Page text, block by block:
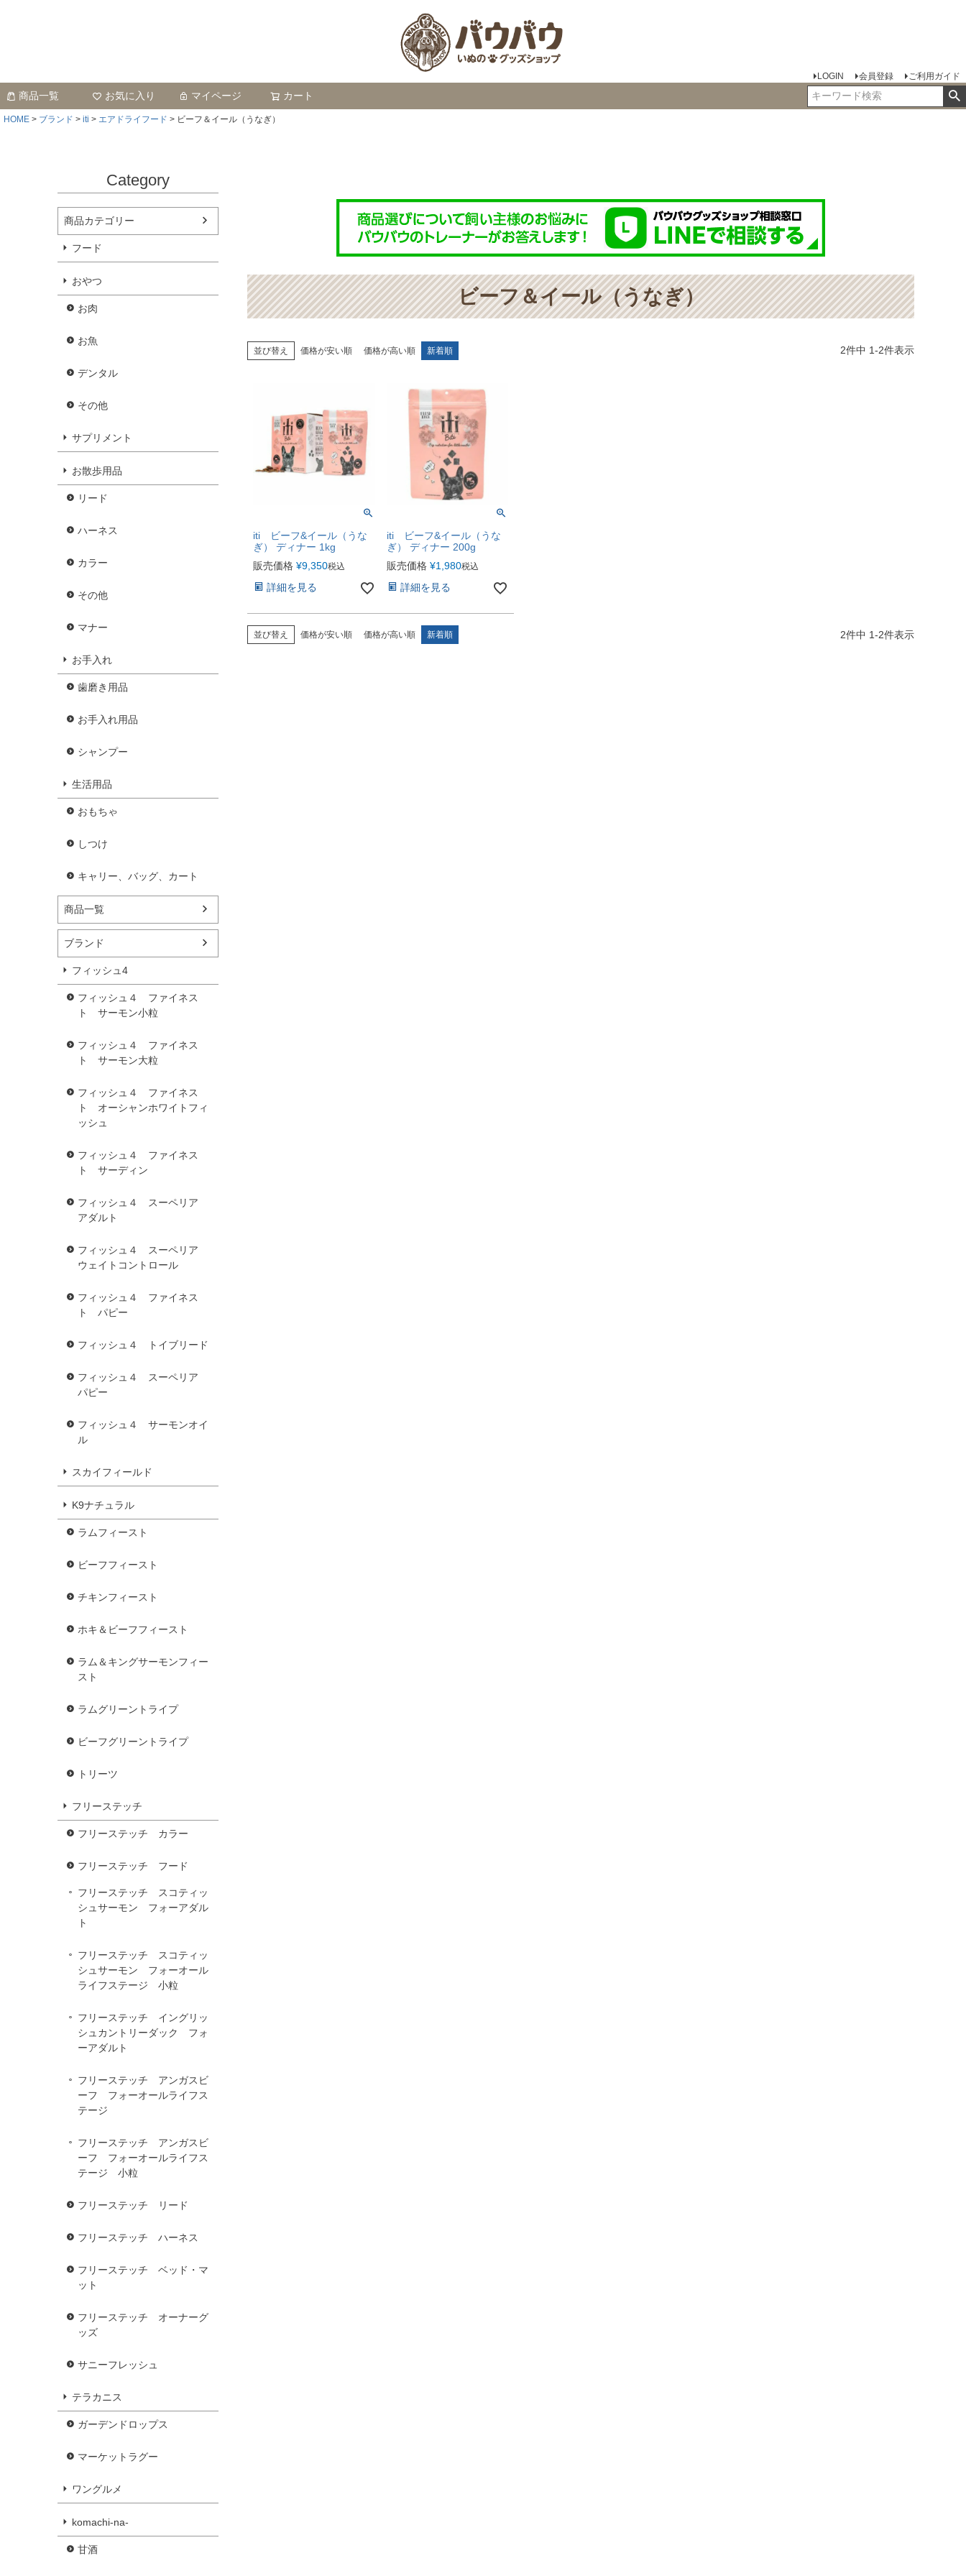
LOGIN 会員登録 ご利用ガイド
商品一覧 お気に入り マイページ カート
HOME ブランド iti エアドライフード ビーフ＆イール（うなぎ）
Category
商品カテゴリー
フード
おやつ
お肉
お魚
デンタル
その他
サプリメント
お散歩用品
リード
ハーネス
カラー
その他
マナー
お手入れ
歯磨き用品
お手入れ用品
シャンプー
生活用品
おもちゃ
しつけ
キャリー、バッグ、カート
商品一覧
ブランド
フィッシュ4
フィッシュ４ ファイネス
ト サーモン小粒
フィッシュ４ ファイネス
ト サーモン大粒
フィッシュ４ ファイネス
ト オーシャンホワイトフィ
ッシュ
フィッシュ４ ファイネス
ト サーディン
フィッシュ４ スーペリア
アダルト
フィッシュ４ スーペリア
ウェイトコントロール
フィッシュ４ ファイネス
ト パピー
フィッシュ４ トイブリード
フィッシュ４ スーペリア
パピー
フィッシュ４ サーモンオイ
ル
スカイフィールド
K9ナチュラル
ラムフィースト
ビーフフィースト
チキンフィースト
ホキ＆ビーフフィースト
ラム＆キングサーモンフィー
スト
ラムグリーントライプ
ビーフグリーントライプ
トリーツ
フリーステッチ
フリーステッチ カラー
フリーステッチ フード
フリーステッチ スコティッ
シュサーモン フォーアダル
ト
フリーステッチ スコティッ
シュサーモン フォーオール
ライフステージ 小粒
フリーステッチ イングリッ
シュカントリーダック フォ
ーアダルト
フリーステッチ アンガスビ
ーフ フォーオールライフス
テージ
フリーステッチ アンガスビ
ーフ フォーオールライフス
テージ 小粒
フリーステッチ リード
フリーステッチ ハーネス
フリーステッチ ベッド・マ
ット
フリーステッチ オーナーグ
ッズ
サニーフレッシュ
テラカニス
ガーデンドロップス
マーケットラグー
ワングルメ
komachi-na-
甘酒
ビーフ＆イール（うなぎ）
並び替え 価格が安い順 価格が高い順 新着順 2件中 1-2件表示
iti ビーフ&イール（うな
ぎ） ディナー 1kg
販売価格 ¥9,350税込
詳細を見る
iti ビーフ&イール（うな
ぎ） ディナー 200g
販売価格 ¥1,980税込
詳細を見る
並び替え 価格が安い順 価格が高い順 新着順 2件中 1-2件表示